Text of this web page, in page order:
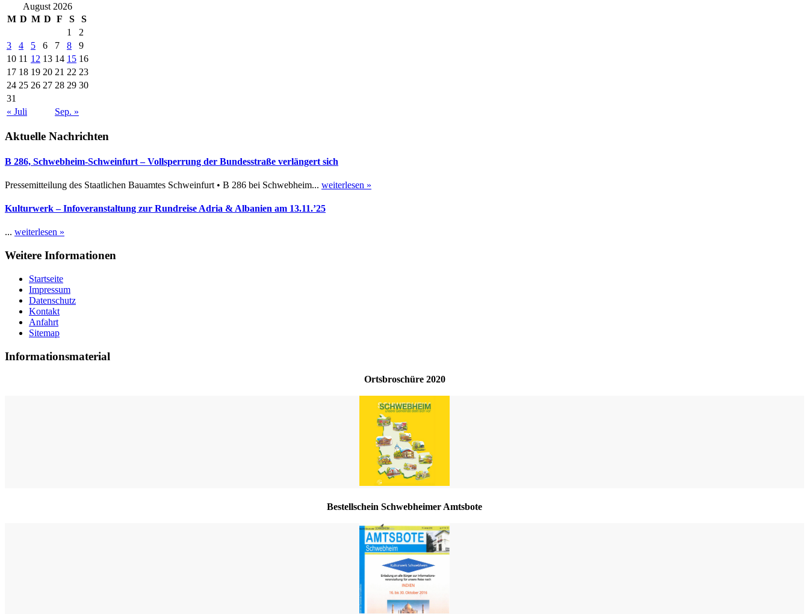
August 2026
M D M D F S
S
1
2
3
4 5 6 7 8
9
10 11 12 13 14 15 16
17 18 19 20 21 22 23
24 25 26 27 28 29 30
31
« Juli
Sep. »
Aktuelle Nachrichten
B 286, Schwebheim-Schweinfurt – Vollsperrung der Bundesstraße verlängert sich
Pressemitteilung des Staatlichen Bauamtes Schweinfurt • B 286 bei Schwebheim... weiterlesen »
Kulturwerk – Infoveranstaltung zur Rundreise Adria & Albanien am 13.11.’25
... weiterlesen »
Weitere Informationen
Startseite
Impressum
Datenschutz
Kontakt
Anfahrt
Sitemap
Informationsmaterial
Ortsbroschüre 2020
Bestellschein Schwebheimer Amtsbote